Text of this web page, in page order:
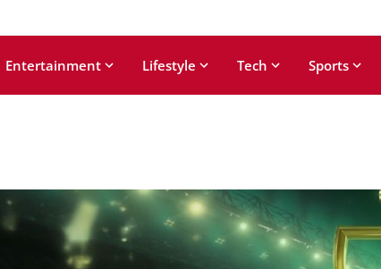
Entertainment Lifestyle Tech Sports